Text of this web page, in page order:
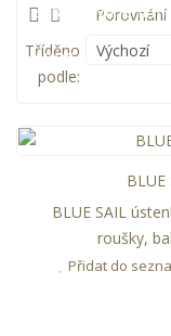
Zastupované
AKCE
Porovnání
Tříděno
podle:
BLUE SAIL
roušky,
Přidat do